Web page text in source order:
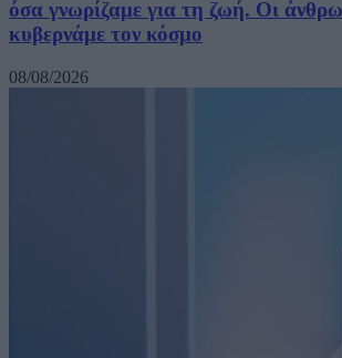
όσα γνωρίζαμε για τη ζωή. Οι
κυβερνάμε τον κόσμο
08/08/2026